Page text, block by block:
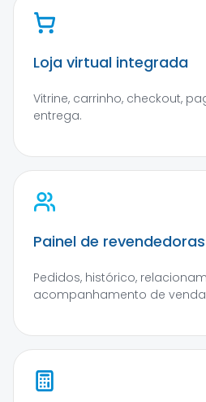
Loja virtual integrada
Vitrine, carrinho, checkout,
entrega.
Painel de revendedoras
Pedidos, histórico,
acompanhamento de